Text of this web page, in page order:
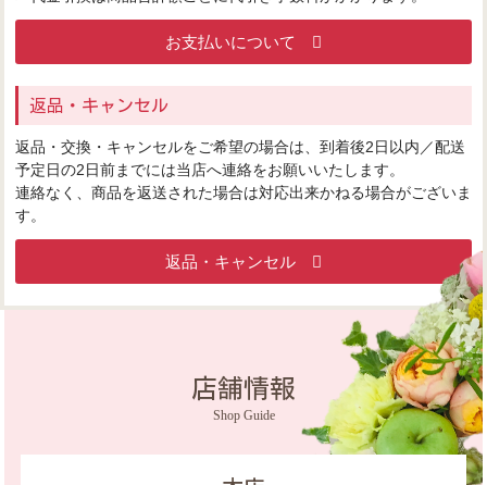
お支払いについて
返品・キャンセル
返品・交換・キャンセルをご希望の場合は、到着後2日以内／配送
予定日の2日前までには当店へ連絡をお願いいたします。
連絡なく、商品を返送された場合は対応出来かねる場合がございま
す。
返品・キャンセル
店舗情報
Shop Guide